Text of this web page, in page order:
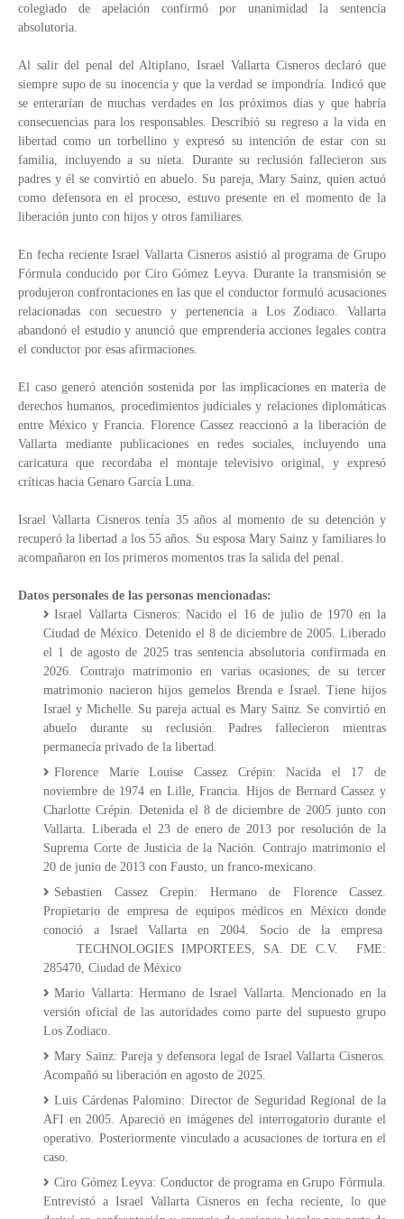
colegiado de apelación confirmó por unanimidad la sentencia
absolutoria.
Al salir del penal del Altiplano, Israel Vallarta Cisneros declaró que
siempre supo de su inocencia y que la verdad se impondría. Indicó que
se enterarían de muchas verdades en los próximos días y que habría
consecuencias para los responsables. Describió su regreso a la vida en
libertad como un torbellino y expresó su intención de estar con su
familia, incluyendo a su nieta. Durante su reclusión fallecieron sus
padres y él se convirtió en abuelo. Su pareja, Mary Sainz, quien actuó
como defensora en el proceso, estuvo presente en el momento de la
liberación junto con hijos y otros familiares.
En fecha reciente Israel Vallarta Cisneros asistió al programa de Grupo
Fórmula conducido por Ciro Gómez Leyva. Durante la transmisión se
produjeron confrontaciones en las que el conductor formuló acusaciones
relacionadas con secuestro y pertenencia a Los Zodiaco. Vallarta
abandonó el estudio y anunció que emprendería acciones legales contra
el conductor por esas afirmaciones.
El caso generó atención sostenida por las implicaciones en materia de
derechos humanos, procedimientos judiciales y relaciones diplomáticas
entre México y Francia. Florence Cassez reaccionó a la liberación de
Vallarta mediante publicaciones en redes sociales, incluyendo una
caricatura que recordaba el montaje televisivo original, y expresó
críticas hacia Genaro García Luna.
Israel Vallarta Cisneros tenía 35 años al momento de su detención y
recuperó la libertad a los 55 años. Su esposa Mary Sainz y familiares lo
acompañaron en los primeros momentos tras la salida del penal.
Datos personales de las personas mencionadas:
Israel Vallarta Cisneros: Nacido el 16 de julio de 1970 en la
Ciudad de México. Detenido el 8 de diciembre de 2005. Liberado
el 1 de agosto de 2025 tras sentencia absolutoria confirmada en
2026. Contrajo matrimonio en varias ocasiones; de su tercer
matrimonio nacieron hijos gemelos Brenda e Israel. Tiene hijos
Israel y Michelle. Su pareja actual es Mary Sainz. Se convirtió en
abuelo durante su reclusión. Padres fallecieron mientras
permanecía privado de la libertad.
Florence Marie Louise Cassez Crépin: Nacida el 17 de
noviembre de 1974 en Lille, Francia. Hijos de Bernard Cassez y
Charlotte Crépin. Detenida el 8 de diciembre de 2005 junto con
Vallarta. Liberada el 23 de enero de 2013 por resolución de la
Suprema Corte de Justicia de la Nación. Contrajo matrimonio el
20 de junio de 2013 con Fausto, un franco-mexicano.
Sebastien Cassez Crepin: Hermano de Florence Cassez.
Propietario de empresa de equipos médicos en México donde
conoció a Israel Vallarta en 2004. Socio de la empresa
TECHNOLOGIES IMPORTEES, SA. DE C.V.
FME:
285470, Ciudad de México
Mario Vallarta: Hermano de Israel Vallarta. Mencionado en la
versión oficial de las autoridades como parte del supuesto grupo
Los Zodiaco.
Mary Sainz: Pareja y defensora legal de Israel Vallarta Cisneros.
Acompañó su liberación en agosto de 2025.
Luis Cárdenas Palomino: Director de Seguridad Regional de la
AFI en 2005. Apareció en imágenes del interrogatorio durante el
operativo. Posteriormente vinculado a acusaciones de tortura en el
caso.
Ciro Gómez Leyva: Conductor de programa en Grupo Fórmula.
Entrevistó a Israel Vallarta Cisneros en fecha reciente, lo que